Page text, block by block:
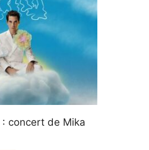
concert de Mika